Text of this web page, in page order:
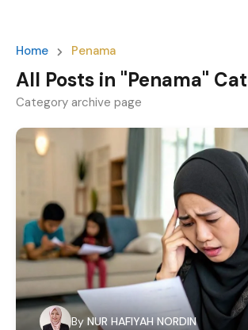
Home Penama
All Posts in "Penama"
Category archive page
By NUR HAFIYAH NORDIN